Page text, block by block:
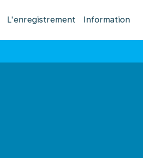
L'enregistrement Information